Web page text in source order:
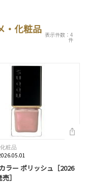
・化粧品 表示件数：4
件
粧品
ラー ポリッシュ［2026
］